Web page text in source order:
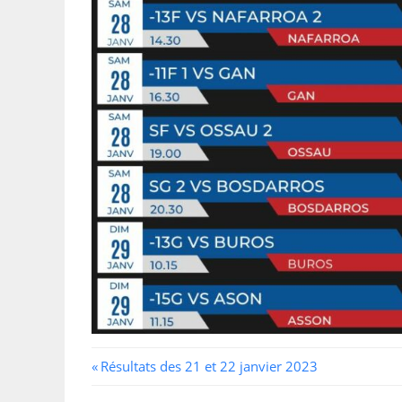
Navigation
Previous
Résultats des 21 et 22 janvier 2023